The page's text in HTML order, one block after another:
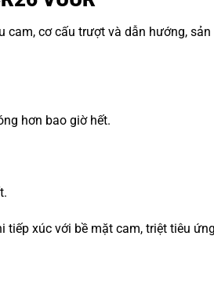
cơ cấu trượt và dẫn hướng,
hơn bao giờ hết.
xúc với bề mặt cam, triệt tiêu